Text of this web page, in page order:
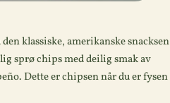
klassiske, amerikanske snacksen
sprø chips med deilig smak av
Dette er chipsen når du er fysen